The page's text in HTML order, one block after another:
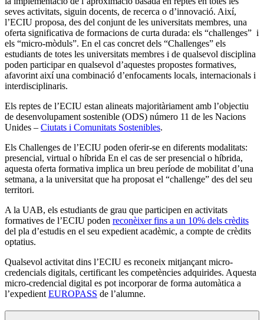
seves activitats, siguin docents, de recerca o d’innovació. Així,
l’ECIU proposa, des del conjunt de les universitats membres, una
oferta significativa de formacions de curta durada: els “challenges” i
els “micro-mòduls”. En el cas concret dels “Challenges” els
estudiants de totes les universitats membres i de qualsevol disciplina
poden participar en qualsevol d’aquestes propostes formatives,
afavorint així una combinació d’enfocaments locals, internacionals i
interdisciplinaris.
Els reptes de l’ECIU estan alineats majoritàriament amb l’objectiu
de desenvolupament sostenible (ODS) número 11 de les Nacions
Unides – Ciutats i Comunitats Sostenibles.
Els Challenges de l’ECIU poden oferir-se en diferents modalitats:
presencial, virtual o híbrida En el cas de ser presencial o híbrida,
aquesta oferta formativa implica un breu període de mobilitat d’una
setmana, a la universitat que ha proposat el “challenge” des del seu
territori.
A la UAB, els estudiants de grau que participen en activitats
formatives de l’ECIU poden reconèixer fins a un 10% dels crèdits
del pla d’estudis en el seu expedient acadèmic, a compte de crèdits
optatius.
Qualsevol activitat dins l’ECIU es reconeix mitjançant micro-
credencials digitals, certificant les competències adquirides. Aquesta
micro-credencial digital es pot incorporar de forma automàtica a
l’expedient EUROPASS de l’alumne.